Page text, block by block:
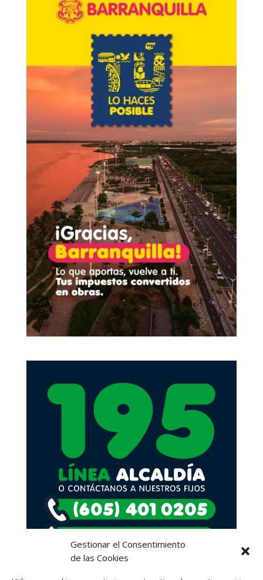
Gestionar el Consentimiento
de las Cookies